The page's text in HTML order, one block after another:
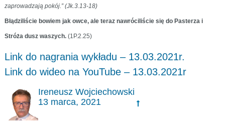
zaprowadzają pokój.” (Jk.3.13-18)
Błądziliście bowiem jak owce, ale teraz nawróciliście się do Pasterza i
Stróża dusz waszych. (1P.2.25)
Link do nagrania wykładu – 13.03.2021r.
Link do wideo na YouTube – 13.03.2021r
Ireneusz Wojciechowski
13 marca, 2021